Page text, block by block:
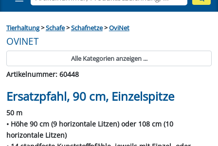
Tierhaltung>Schafe>Schafnetze>OviNet
OVINET
Alle Kategorien anzeigen ...
Artikelnummer: 60448
Ersatzpfahl, 90 cm, Einzelspitze
50 m
• Höhe 90 cm (9 horizontale Litzen) oder 108 cm (10
horizontale Litzen)